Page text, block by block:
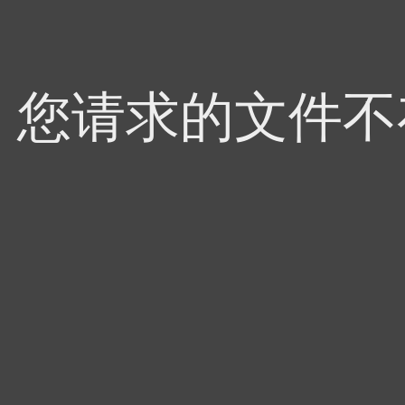
您请求的文件